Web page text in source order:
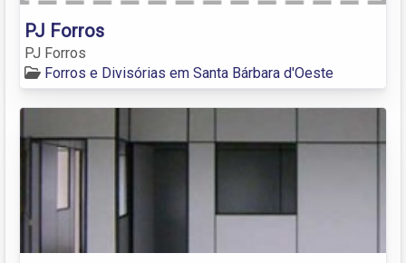
PJ Forros
PJ Forros
Forros e Divisórias em Santa Bárbara d'Oeste